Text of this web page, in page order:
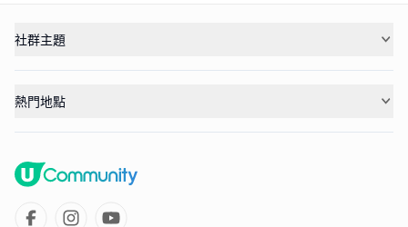
社群主題
熱門地點